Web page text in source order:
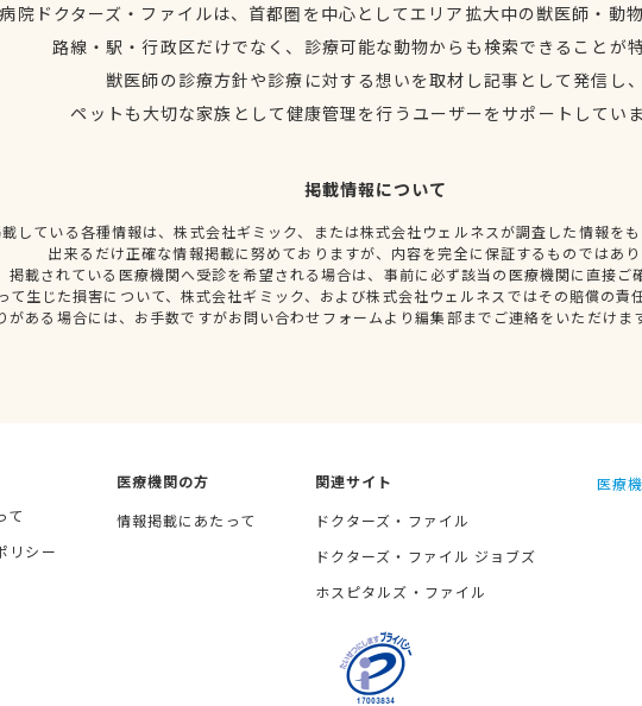
院ドクターズ・ファイルは、首都圏を中心としてエリア拡大中の獣医師・動
路線・駅・行政区だけでなく、診療可能な動物からも検索できることが
獣医師の診療方針や診療に対する想いを取材し記事として発信し
ペットも大切な家族として健康管理を行うユーザーをサポートしてい
掲載情報について
している各種情報は、株式会社ギミック、または株式会社ウェルネスが調査した情報を
出来るだけ正確な情報掲載に努めておりますが、内容を完全に保証するものではあ
掲載されている医療機関へ受診を希望される場合は、事前に必ず該当の医療機関に直接ご
て生じた損害について、株式会社ギミック、および株式会社ウェルネスではその賠償の責
がある場合には、お手数ですがお問い合わせフォームより編集部までご連絡をいただけま
て
リシー
医療機関の方
情報掲載にあたって
関連サイト
ドクターズ・ファイル
ドクターズ・ファイル ジョブズ
ホスピタルズ・ファイル
医療